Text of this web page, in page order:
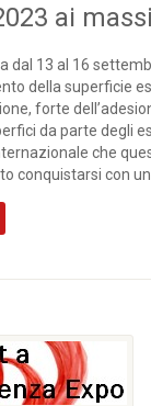
ai
dal 13 al 16
della superficie
forte
da parte degli
che
conquistarsi con